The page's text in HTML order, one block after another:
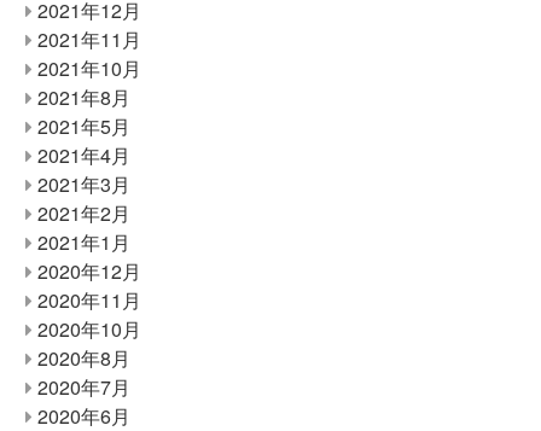
2021年12月
2021年11月
2021年10月
2021年8月
2021年5月
2021年4月
2021年3月
2021年2月
2021年1月
2020年12月
2020年11月
2020年10月
2020年8月
2020年7月
2020年6月